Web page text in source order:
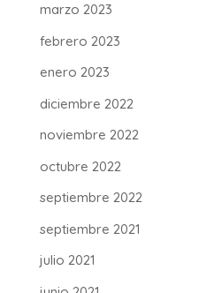
marzo 2023
febrero 2023
enero 2023
diciembre 2022
noviembre 2022
octubre 2022
septiembre 2022
septiembre 2021
julio 2021